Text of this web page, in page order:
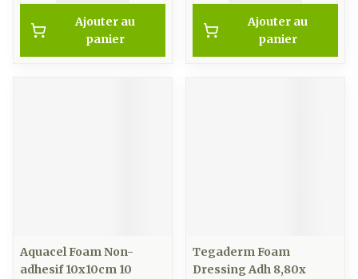
Ajouter au
panier
Ajouter au
panier
Aquacel Foam Non-
adhesif 10x10cm 10
Tegaderm Foam
Dressing Adh 8,80x